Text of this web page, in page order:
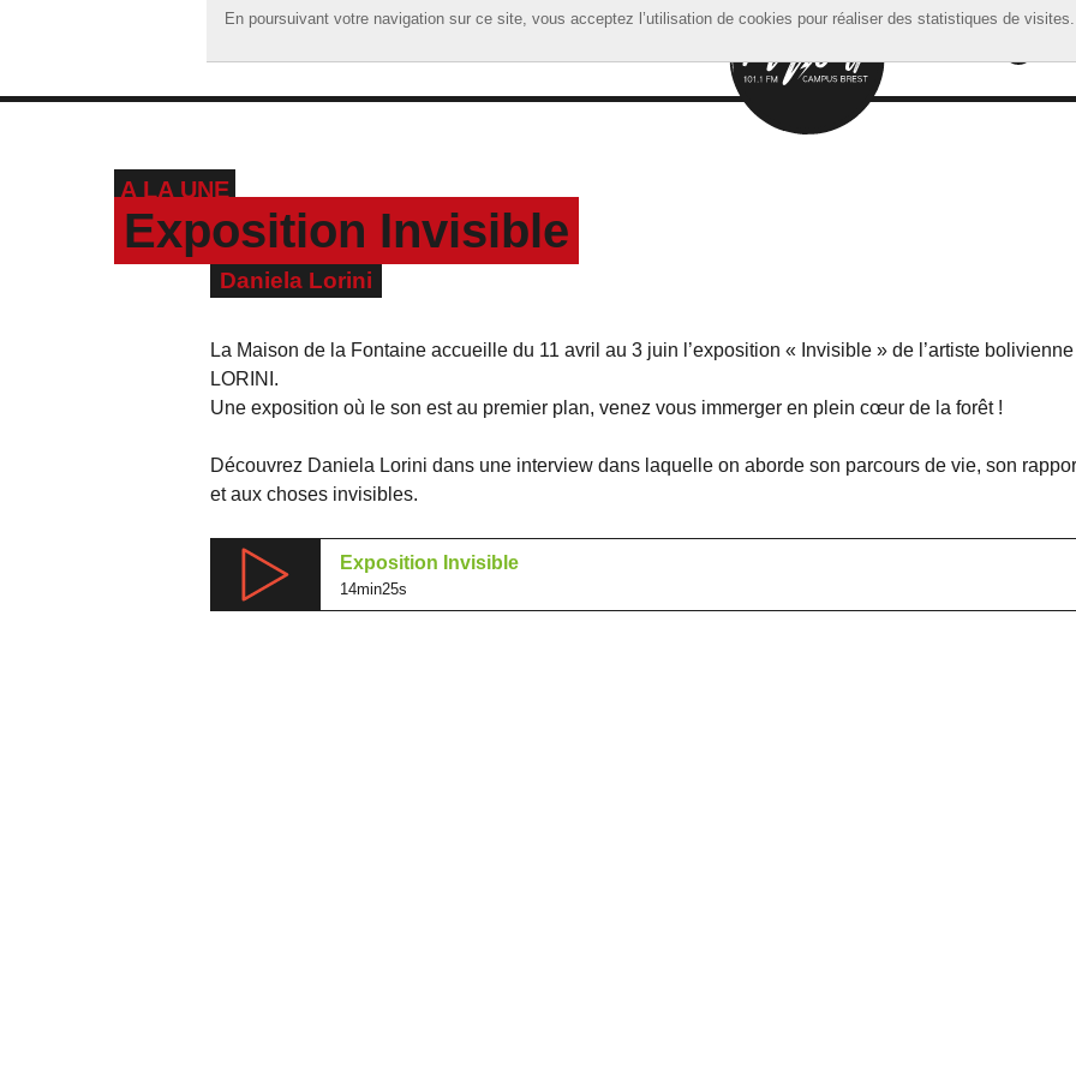
En poursuivant votre navigation sur ce site, vous acceptez l’utilisation de cookies pour réaliser des statistiques de visites.
En poursuivant votre navigation sur ce site, vous acceptez l’utilisation de cookies pour réaliser des statistiques de visites.
ACCUEIL
A LA UNE
Exposition Invisible
Daniela Lorini
La Maison de la Fontaine accueille du 11 avril au 3 juin l’exposition « Invisible » de l’artiste
LORINI.
Une exposition où le son est au premier plan, venez vous immerger en plein cœur de la forêt !
Découvrez Daniela Lorini dans une interview dans laquelle on aborde son parcours de vie, son
et aux choses invisibles.
Exposition Invisible
14min25s